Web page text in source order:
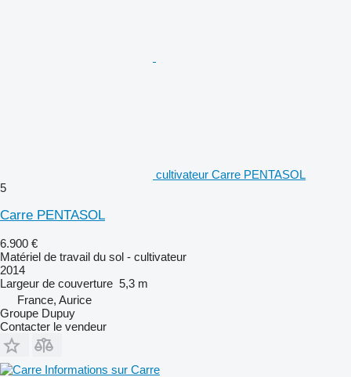
cultivateur Carre PENTASOL
5
Carre PENTASOL
6.900 €
Matériel de travail du sol - cultivateur
2014
Largeur de couverture 5,3 m
France, Aurice
Groupe Dupuy
Contacter le vendeur
Informations sur Carre